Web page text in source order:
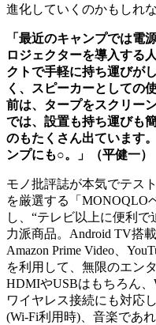
進化していくのかもしれな
「最近のキャンプでは電
ロジェクターを導入する
クトで手軽に持ち運びが
く、スピーカーとしての
前は、タープをスクリー
では、設置も持ち運びも
のもたくさん出ています
ンプにも○。」（平健一）
モノ批評誌が本気でテス
を厳選する「MONOQLO
し、“テレビ以上に便利
力派商品。Android TV搭載
Amazon Prime Video、
を利用して、無限のエン
HDMIやUSBはもちろん、
ワイヤレス接続にも対応
(Wi-Fi利用時)、音楽であ